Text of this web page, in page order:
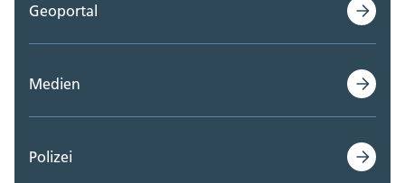
Geoportal
Medien
Polizei